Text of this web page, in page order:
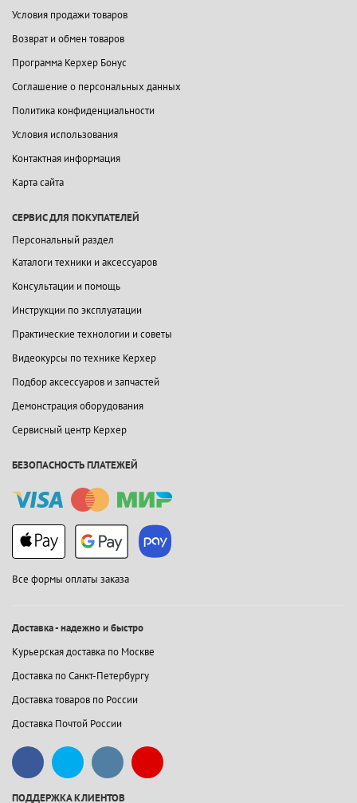
Условия продажи товаров
Возврат и обмен товаров
Программа Керхер Бонус
Соглашение о персональных данных
Политика конфиденциальности
Условия использования
Контактная информация
Карта сайта
СЕРВИС ДЛЯ ПОКУПАТЕЛЕЙ
Персональный раздел
Каталоги техники и аксессуаров
Консультации и помощь
Инструкции по эксплуатации
Практические технологии и советы
Видеокурсы по технике Керхер
Подбор аксессуаров и запчастей
Демонстрация оборудования
Сервисный центр Керхер
БЕЗОПАСНОСТЬ ПЛАТЕЖЕЙ
Все формы оплаты заказа
Доставка - надежно и быстро
Курьерская доставка по Москве
Доставка по Санкт-Петербургу
Доставка товаров по России
Доставка Почтой России
ПОДДЕРЖКА КЛИЕНТОВ